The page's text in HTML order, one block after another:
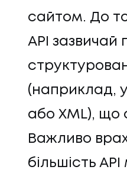
сайтом. До
API зазвичай
(наприклад,
або XML), що
Важливо
більшість